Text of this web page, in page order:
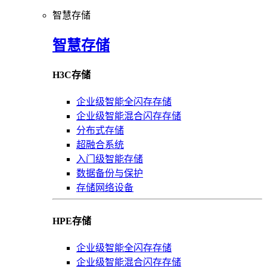
智慧存储
智慧存储
H3C存储
企业级智能全闪存存储
企业级智能混合闪存存储
分布式存储
超融合系统
入门级智能存储
数据备份与保护
存储网络设备
HPE存储
企业级智能全闪存存储
企业级智能混合闪存存储